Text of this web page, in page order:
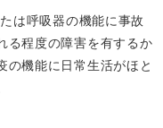
は呼吸器の機能に事故
る程度の障害を有するか
の機能に日常生活がほと